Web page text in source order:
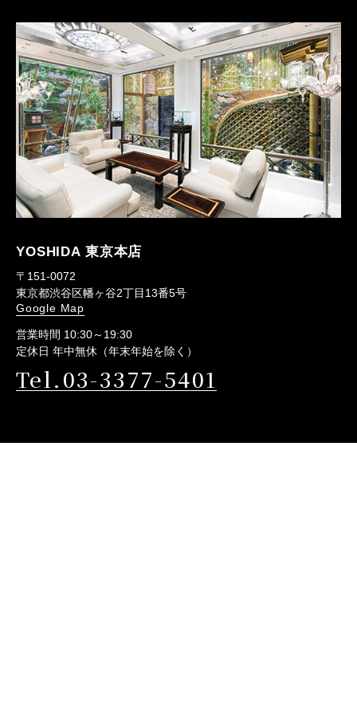
YOSHIDA 東京本店
〒151-0072
東京都渋谷区幡ヶ谷2丁目13番5号
Google Map
営業時間 10:30～19:30
定休日 年中無休（年末年始を除く）
Tel.03-3377-5401